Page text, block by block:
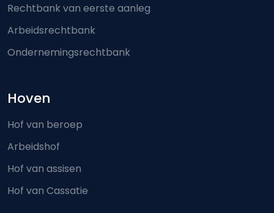
Rechtbank van eerste aanleg
Arbeidsrechtbank
Ondernemingsrechtbank
Hoven
Hof van beroep
Arbeidshof
Hof van assisen
Hof van Cassatie